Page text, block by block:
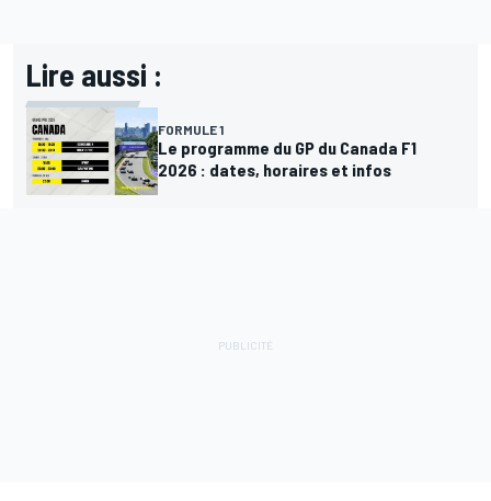
Lire aussi :
FORMULE 1
Le programme du GP du Canada F1
2026 : dates, horaires et infos